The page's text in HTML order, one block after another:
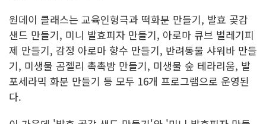
원데이 클래스는 교육인형극과 떡화분 만들기, 발효 곶감
샌드 만들기, 미니 발효피자 만들기, 아로마 큐브 벌레기피
제 만들기, 감정 아로마 향수 만들기, 반려동물 샤워바 만들
기, 미생물 곰젤리 촉촉밤 만들기, 미생물 숲 테라리움, 발
포세라믹 화분 만들기 등 모두 16개 프로그램으로 운영된
다.